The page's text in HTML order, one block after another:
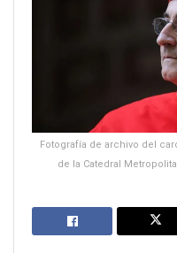
Fotografía de archivo del
de la Catedral